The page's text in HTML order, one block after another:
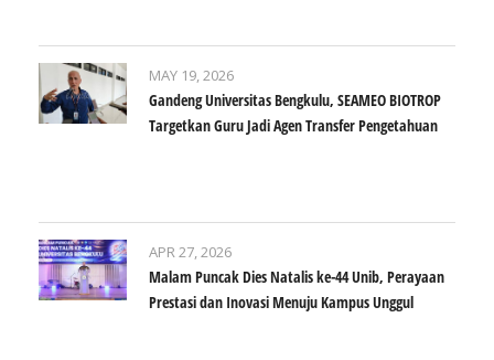
MAY 19, 2026
Gandeng Universitas Bengkulu, SEAMEO BIOTROP
Targetkan Guru Jadi Agen Transfer Pengetahuan
APR 27, 2026
Malam Puncak Dies Natalis ke-44 Unib, Perayaan
Prestasi dan Inovasi Menuju Kampus Unggul